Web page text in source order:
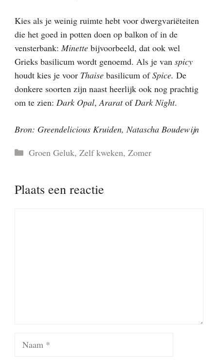
Kies als je weinig ruimte hebt voor dwergvariëteiten
die het goed in potten doen op balkon of in de
vensterbank:Minette bijvoorbeeld, dat ook wel
Grieks basilicum wordt genoemd. Als je van spicy
houdt kies je voor Thaise basilicum ofSpice. De
donkere soorten zijn naast heerlijk ook nog prachtig
om te zien: Dark Opal,AraratofDark Night.
Bron: Greendelicious Kruiden, Natascha Boudewijn
Categorieën
Groen Geluk, Zelf kweken, Zomer
Plaats een reactie
Naam